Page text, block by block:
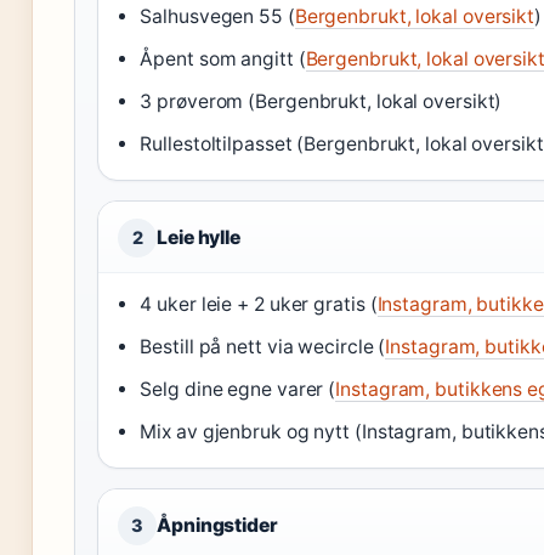
Salhusvegen 55 (Bergenbrukt, lokal oversikt)
Åpent som angitt (Bergenbrukt, lokal oversikt
3 prøverom (Bergenbrukt, lokal oversikt)
Rullestoltilpasset (Bergenbrukt, lokal
2 Leie hylle
4 uker leie + 2 uker gratis (Instagram,
Bestill på nett via wecircle (Instagram,
Selg dine egne varer (Instagram, butikkens
Mix av gjenbruk og nytt (Instagram,
3 Åpningstider